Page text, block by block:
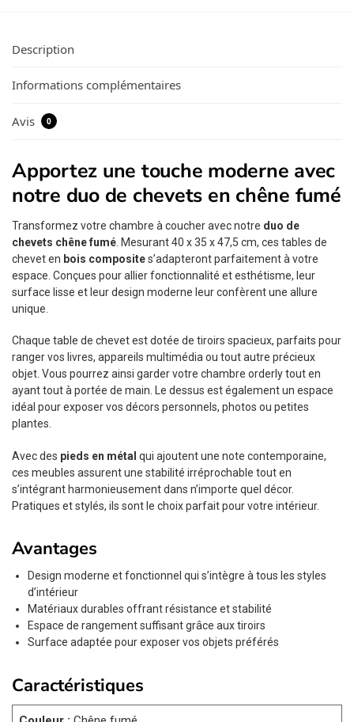
Description
Informations complémentaires
Avis 0
Apportez une touche moderne avec
notre duo de chevets en chêne fumé
Transformez votre chambre à coucher avec notre duo de
chevets chêne fumé . Mesurant 40 x 35 x 47,5 cm, ces tables de
chevet en bois composites’adapteront parfaitement à votre
espace. Conçues pour allier fonctionnalité et esthétisme, leur
surface lisse et leur design moderne leur confèrent une allure
unique.
Chaque table de chevet est dotée de tiroirs spacieux, parfaits pour
ranger vos livres, appareils multimédia ou tout autre précieux
objet. Vous pourrez ainsi garder votre chambre orderly tout en
ayant tout à portée de main. Le dessus est également un espace
idéal pour exposer vos décors personnels, photos ou petites
plantes.
Avec des pieds en métal qui ajoutent une note contemporaine,
ces meubles assurent une stabilité irréprochable tout en
s’intégrant harmonieusement dans n’importe quel décor.
Pratiques et stylés, ils sont le choix parfait pour votre intérieur.
Avantages
Design moderne et fonctionnel qui s’intègre à tous les styles
d’intérieur
Matériaux durables offrant résistance et stabilité
Espace de rangement suffisant grâce aux tiroirs
Surface adaptée pour exposer vos objets préférés
Caractéristiques